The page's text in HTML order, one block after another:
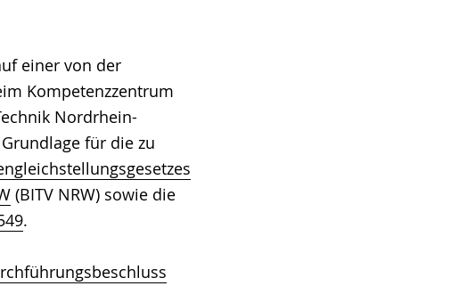
einer von der
Kompetenzzentrum
Nordrhein-
für die zu
(BITV NRW) sowie die
.